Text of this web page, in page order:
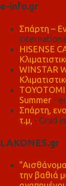
e-info.gr
Σπάρτη –
HISENSE
WINSTAR
Summer -
Σπάρτη,
τ.μ, - Grad
LAKONES.gr
την βαθιά